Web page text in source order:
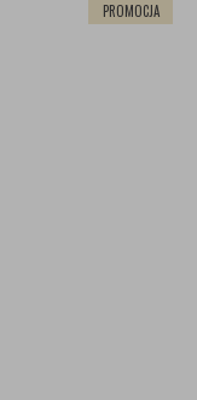
PROMOCJA